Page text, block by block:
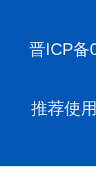
晋ICP备
推荐使